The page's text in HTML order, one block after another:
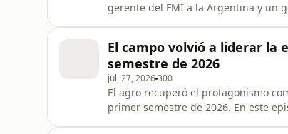
gerente del FMI a la Argentina y un
tens
El campo volvió a liderar la
semestre de 2026
jul. 27, 2026300
El agro recuperó el protagonismo
primer semestre de 2026. En este